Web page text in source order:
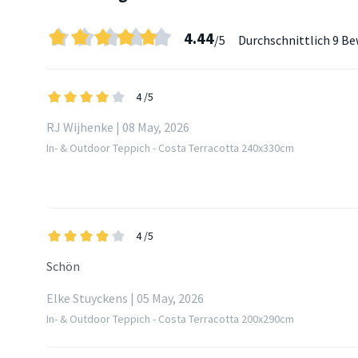
4.44/5 Durchschnittlich 9
4 /5
RJ Wijhenke | 08 May, 2026
In- & Outdoor Teppich - Costa Terracotta 240x330cm
4 /5
Schön
Elke Stuyckens | 05 May, 2026
In- & Outdoor Teppich - Costa Terracotta 200x290cm